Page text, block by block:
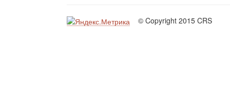
© Copyright 2015 CRS